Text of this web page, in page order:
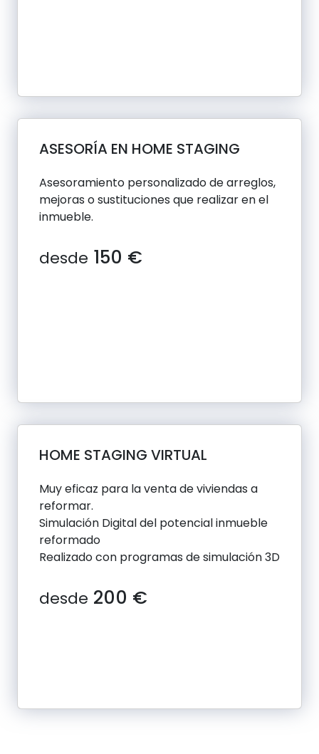
ASESORÍA EN HOME STAGING
Asesoramiento personalizado de arreglos,
mejoras o sustituciones que realizar en el
inmueble.
desde 150 €
HOME STAGING VIRTUAL
Muy eficaz para la venta de viviendas a
reformar.
Simulación Digital del potencial inmueble
reformado
Realizado con programas de simulación 3D
desde 200 €